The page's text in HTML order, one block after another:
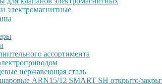
электромагнитные
ассортимента
нержавеющая сталь
ARN15/12 SMART SH открыто/